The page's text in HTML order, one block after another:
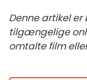
Denne artikel
tilgængelige
omtalte film